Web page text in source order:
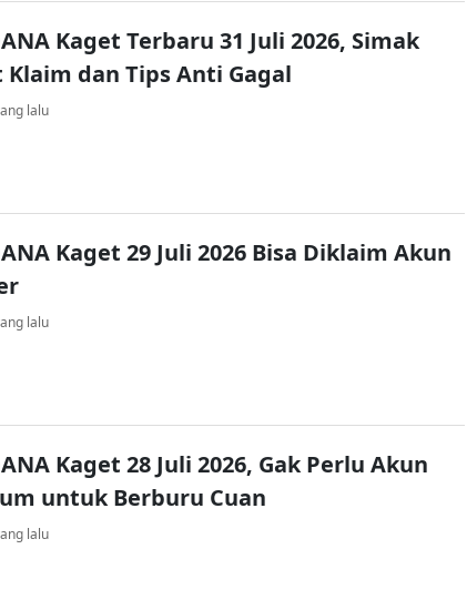
Kaget Terbaru 31 Juli 2026, Simak
Klaim dan Tips Anti Gagal
lalu
Kaget 29 Juli 2026 Bisa Diklaim Akun
lalu
Kaget 28 Juli 2026, Gak Perlu Akun
untuk Berburu Cuan
lalu